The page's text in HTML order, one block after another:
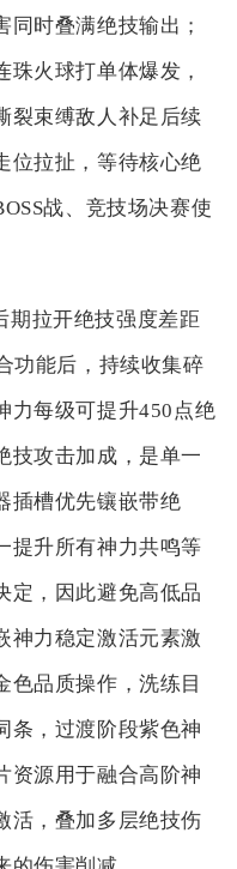
时叠满绝技输出；
火球打单体爆发，
裂束缚敌人补足后续
位拉扯，等待核心绝
战、竞技场决赛使
期拉开绝技强度差距
功能后，持续收集碎
力每级可提升450点绝
技攻击加成，是单一
插槽优先镶嵌带绝
提升所有神力共鸣等
定，因此避免高低品
神力稳定激活元素激
色品质操作，洗练目
条，过渡阶段紫色神
资源用于融合高阶神
活，叠加多层绝技伤